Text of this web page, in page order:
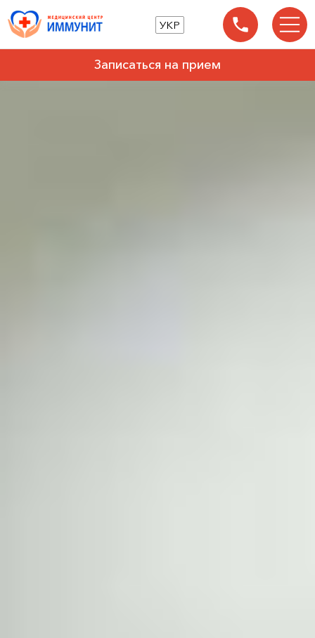
УКР
Записаться на прием